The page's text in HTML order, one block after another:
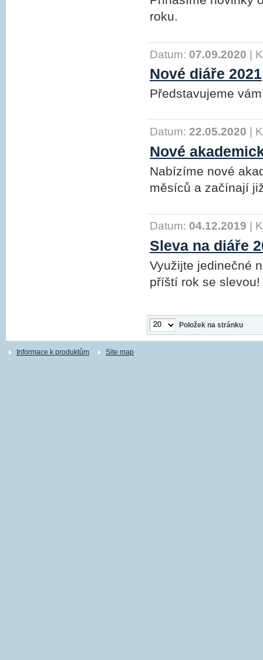
roku.
Datum: 07.09.2020 |
Nové diáře 2021
Představujeme
Datum: 22.05.2020
Nové
Nabízíme nové
měsíců a začínají
Datum: 04.12.2019
Sleva na diáře
Využijte jedinečné
příští rok se slevou!
Položek na stránku
Informace k produktům Site map